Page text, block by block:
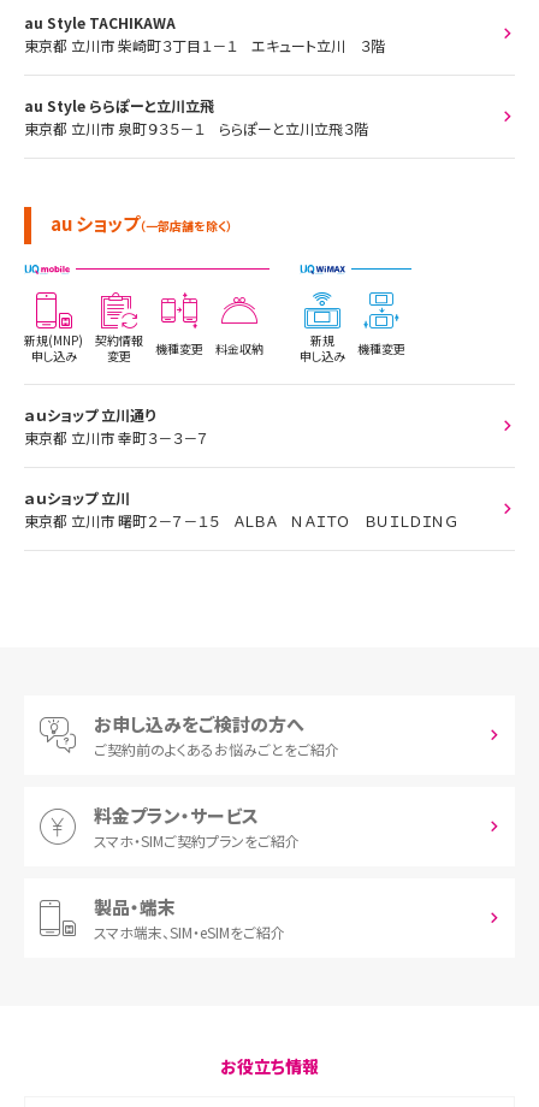
au Style TACHIKAWA
東京都 立川市 柴崎町３丁目１－１ エキュート立川 ３階
au Style ららぽーと立川立飛
東京都 立川市 泉町９３５－１ ららぽーと立川立飛３階
au ショップ（一部店舗を除く）
新規(MNP)
申し込み
契約情報
変更
機種変更 料金収納
新規
申し込み
機種変更
ａｕショップ 立川通り
東京都 立川市 幸町３－３－７
ａｕショップ 立川
東京都 立川市 曙町２－７－１５ ＡＬＢＡ ＮＡＩＴＯ ＢＵＩＬＤＩＮＧ
お申し込みをご検討の方へ
ご契約前のよくあるお悩みごとをご紹介
料金プラン・サービス
スマホ・SIMご契約プランをご紹介
製品・端末
スマホ端末、SIM・eSIMをご紹介
お役立ち情報